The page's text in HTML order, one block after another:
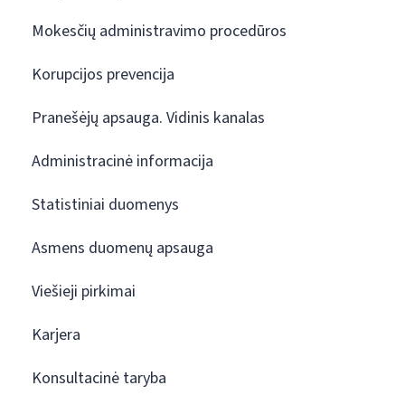
Mokesčių administravimo procedūros
Korupcijos prevencija
Pranešėjų apsauga. Vidinis kanalas
Administracinė informacija
Statistiniai duomenys
Asmens duomenų apsauga
Viešieji pirkimai
Karjera
Konsultacinė taryba